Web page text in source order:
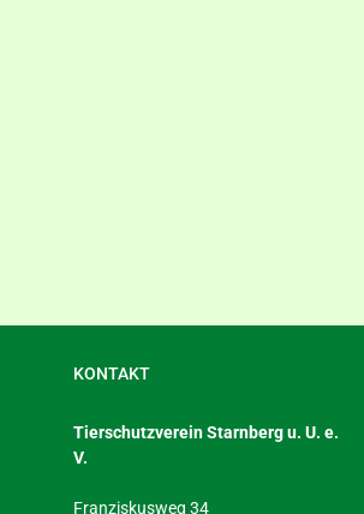
KONTAKT
Tierschutzverein Starnberg u. U. e.
V.
Franziskusweg 34